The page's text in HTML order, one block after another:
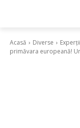
Acasă Diverse
primăvara europeană!